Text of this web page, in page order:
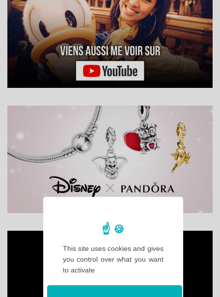
This site uses cookies and gives
you control over what you want
to activate